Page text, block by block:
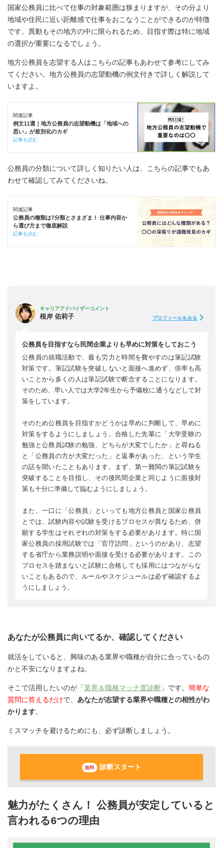
国家公務員に比べて仕事の対象範囲は狭まりますが、その分より
地域や住民に近い距離感で仕事をおこなうことができるのが特徴
です。異動もその地方の中に限られるため、目指す際は特に地域
の選択が重要になるでしょう。
地方公務員を志望する人はこちらの記事もあわせて参考にしてみ
てください。地方公務員の志望動機の例文付きで詳しく解説して
いますよ。
関連記事
例文11選｜地方公務員の志望動機は「地域への
思い」が差別化のカギ
記事を読む
公務員の分類について詳しく知りたい人は、こちらの記事でもあ
わせて確認してみてくださいね。
関連記事
公務員の種類は7分類とさまざま！ 仕事内容か
ら選び方まで徹底解説
記事を読む
キャリアアドバイザーコメント
根岸 佑莉子 プロフィールをみる
公務員を目指すなら民間企業よりも早めに対策をしておこう
公務員の就職活動で、最も労力と時間を費やすのは筆記試験
対策です。筆記試験を突破しないと面接へ進めず、倍率も高
いことから多くの人は筆記試験で断念することになります。
そのため、早い人では大学2年生から予備校に通うなどして対
策をしています。
そのため公務員を目指すかどうかは早めに判断して、早めに
対策をするようにしましょう。合格した先輩に「大学受験の
勉強と公務員試験の勉強、どちらが大変でしたか」と尋ねる
と「公務員の方が大変だった」と返事があった、という学生
の話を聞いたこともあります。まず、第一難関の筆記試験を
突破することを目指し、その後民間企業と同じように面接対
策も十分に準備して臨むようにしましょう。
また、一口に「公務員」といっても地方公務員と国家公務員
とでは、試験内容や試験を受けるプロセスが異なるため、併
願する学生はそれぞれの対策をする必要があります。特に国
家公務員の採用試験では「官庁訪問」というのがあり、志望
する省庁から業務説明や面接を受ける必要があります。この
プロセスを踏まないと試験に合格しても採用にはつながらな
いこともあるので、ルールやスケジュールは必ず確認するよ
うにしましょう。
あなたが公務員に向いてるか、確認してください
就活をしていると、興味のある業界や職種が自分に合っているの
かと不安になりますよね。
そこで活用したいのが「業界＆職種マッチ度診断 」です。 簡単な
質問に答えるだけで、 あなたが志望する業界や職種との相性がわ
かります。
ミスマッチを避けるためにも、必ず診断しましょう。
無料 診断スタート
魅力がたくさん！ 公務員が安定していると
言われる6つの理由